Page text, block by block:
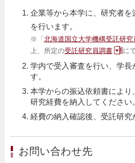
企業等から本学に、研究者を
を行います。
※「 北海道国立大学機構受託研究
上、所定の受託研究員調書 に
学内で受入審査を行い、学長
す。
本学からの振込依頼書により
研究経費を納入してください
経費の納入確認後、受託研究
お問い合わせ先